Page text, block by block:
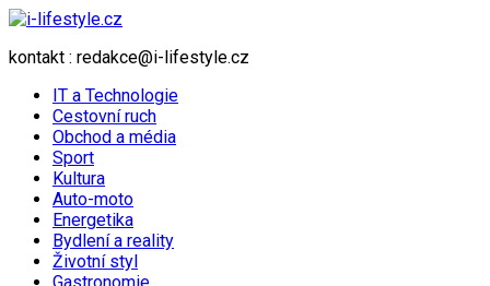
kontakt : redakce@i-lifestyle.cz
IT a Technologie
Cestovní ruch
Obchod a média
Sport
Kultura
Auto-moto
Energetika
Bydlení a reality
Životní styl